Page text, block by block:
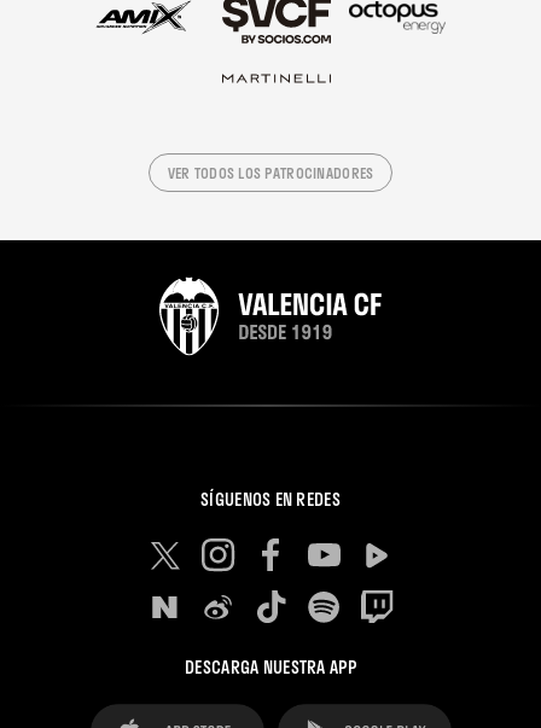
VER TODOS LOS PATROCINADORES
SÍGUENOS EN REDES
DESCARGA NUESTRA APP